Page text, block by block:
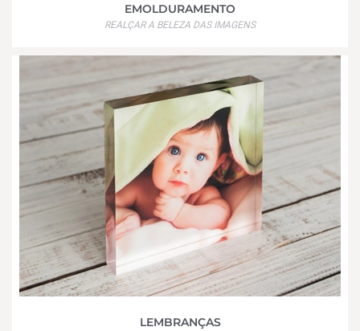
EMOLDURAMENTO
REALÇAR A BELEZA DAS IMAGENS
LEMBRANÇAS